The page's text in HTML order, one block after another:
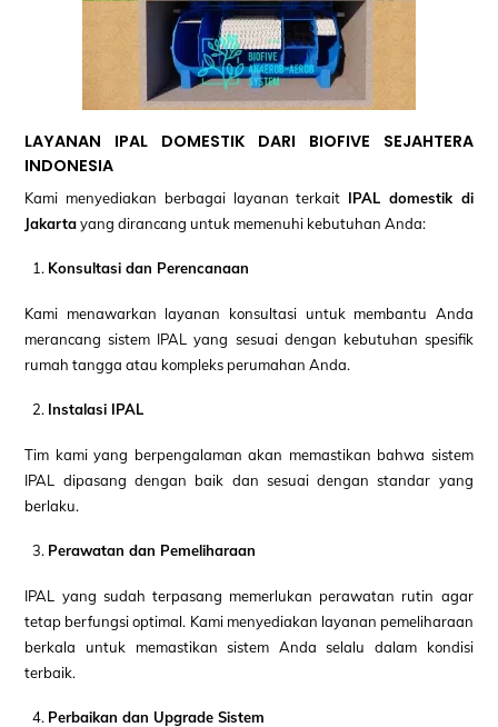
LAYANAN IPAL DOMESTIK DARI BIOFIVE SEJAHTERA
INDONESIA
Kami menyediakan berbagai layanan terkait IPAL domestik di
Jakartayang dirancang untuk memenuhi kebutuhan Anda:
Konsultasi dan Perencanaan
Kami menawarkan layanan konsultasi untuk membantu Anda
merancang sistem IPAL yang sesuai dengan kebutuhan spesifik
rumah tangga atau kompleks perumahan Anda.
Instalasi IPAL
Tim kami yang berpengalaman akan memastikan bahwa sistem
IPAL dipasang dengan baik dan sesuai dengan standar yang
berlaku.
Perawatan dan Pemeliharaan
IPAL yang sudah terpasang memerlukan perawatan rutin agar
tetap berfungsi optimal. Kami menyediakan layanan pemeliharaan
berkala untuk memastikan sistem Anda selalu dalam kondisi
terbaik.
Perbaikan dan Upgrade Sistem